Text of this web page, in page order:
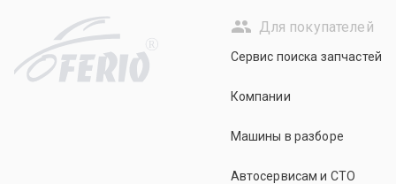
R
Для покупателей
Сервис поиска запчастей
Компании
Машины в разборе
Автосервисам и СТО